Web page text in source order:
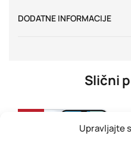
Upravljajte
DODATNE INFORMACIJE
Slični
-45%